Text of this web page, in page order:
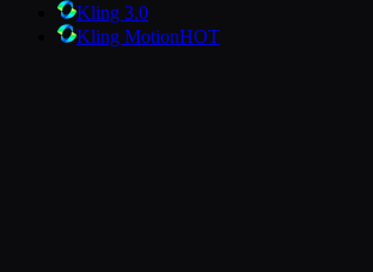
Kling 3.0
Kling MotionHOT